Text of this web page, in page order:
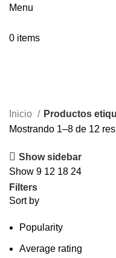
Menu
0 items
Inicio
Productos
Mostrando 1–8 de 12
Show sidebar
Show 9 12 18 24
Filters
Sort by
Popularity
Average rating